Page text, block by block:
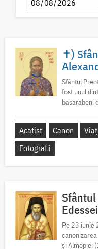
✝)
Sfântul
fost unul
basarabeni
Acatist Canon
Fotografii
Edessei
Pe 23 iunie
și Almopiei